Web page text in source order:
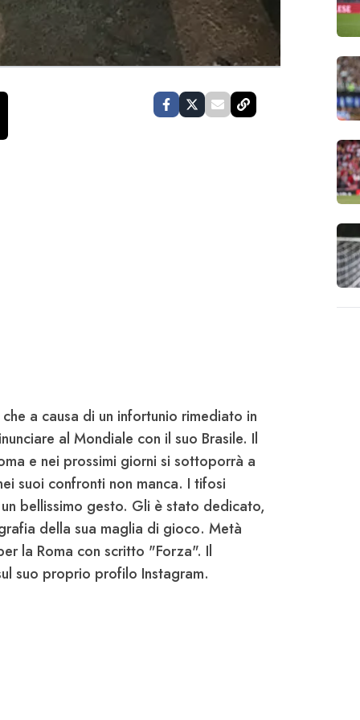
a causa di un infortunio rimediato in
al Mondiale con il suo Brasile. Il
e nei prossimi giorni si sottoporrà a
suoi confronti non manca. I tifosi
bellissimo gesto. Gli è stato dedicato,
della sua maglia di gioco. Metà
la Roma con scritto "Forza". Il
suo proprio profilo Instagram.